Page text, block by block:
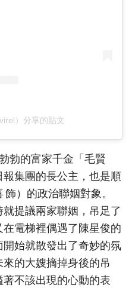
）分享的貼文
勃的富家千金「毛賢
集團的長公主，也是順
）的政治聯姻對象。
提議兩家聯姻，吊足了
電梯裡偶遇了陳星俊的
始就散發出了奇妙的氛
的大嫂摘掉身後的吊
不該出現的心動的表